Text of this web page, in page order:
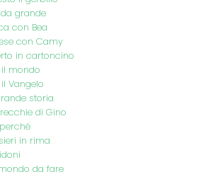
grande
con Bea
con Camy
in cartoncino
il mondo
Vangelo
storia
di Gino
in rima
da fare